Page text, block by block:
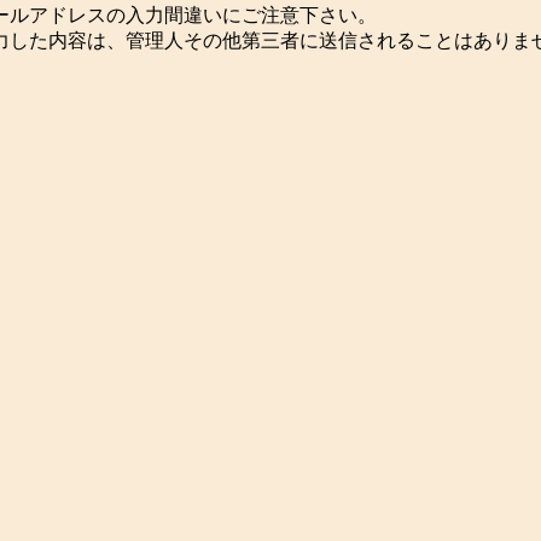
アドレスの入力間違いにご注意下さい。
た内容は、管理人その他第三者に送信されることはありま